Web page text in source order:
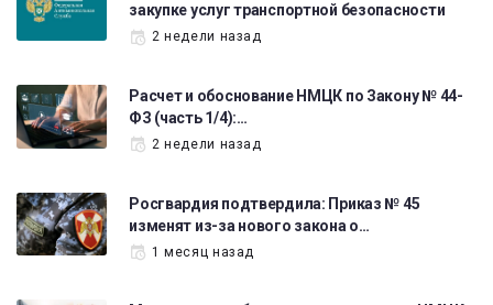
закупке услуг транспортной безопасности
2 недели назад
Расчет и обоснование НМЦК по Закону № 44-
ФЗ (часть 1/4):…
2 недели назад
Росгвардия подтвердила: Приказ № 45
изменят из-за нового закона о…
1 месяц назад